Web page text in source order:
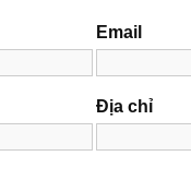
Email
Địa chỉ